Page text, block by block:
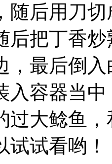
随后用刀
后把丁香
，最后倒
入容器当
过大鲶鱼
试看哟！